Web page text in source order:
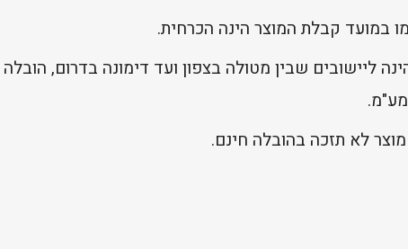
במועד קבלת המוצר הינה הכרחית.
ליישובים שבין מטולה בצפון ועד דימונה בדרום,
לא תזכה בהובלה חינם.